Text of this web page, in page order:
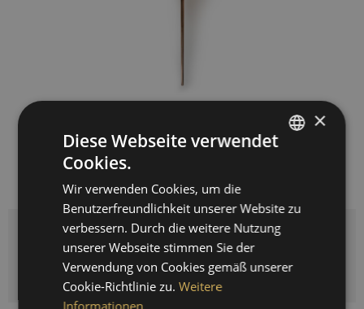
229,00 € *
inkl. MwSt.
Lieferzeit ca. 4 Wochen
IN DENWARENKORB
×
Diese Webseite verwendet
Cookies.
Wir verwenden Cookies, um die
Benutzerfreundlichkeit unserer Website zu
verbessern. Durch die weitere Nutzung
unserer Webseite stimmen Sie der
Verwendung von Cookies gemäß unserer
Cookie-Richtlinie zu. Weitere
Informationen